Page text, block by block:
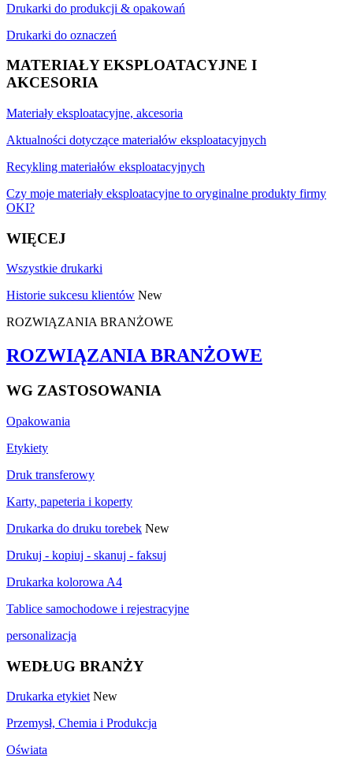
Drukarki do produkcji & opakowań
Drukarki do oznaczeń
MATERIAŁY EKSPLOATACYJNE I
AKCESORIA
Materiały eksploatacyjne, akcesoria
Aktualności dotyczące materiałów eksploatacyjnych
Recykling materiałów eksploatacyjnych
Czy moje materiały eksploatacyjne to oryginalne produkty firmy
OKI?
WIĘCEJ
Wszystkie drukarki
Historie sukcesu klientów New
ROZWIĄZANIA BRANŻOWE
ROZWIĄZANIA BRANŻOWE
WG ZASTOSOWANIA
Opakowania
Etykiety
Druk transferowy
Karty, papeteria i koperty
Drukarka do druku torebek New
Drukuj - kopiuj - skanuj - faksuj
Drukarka kolorowa A4
Tablice samochodowe i rejestracyjne
personalizacja
WEDŁUG BRANŻY
Drukarka etykiet New
Przemysł, Chemia i Produkcja
Oświata